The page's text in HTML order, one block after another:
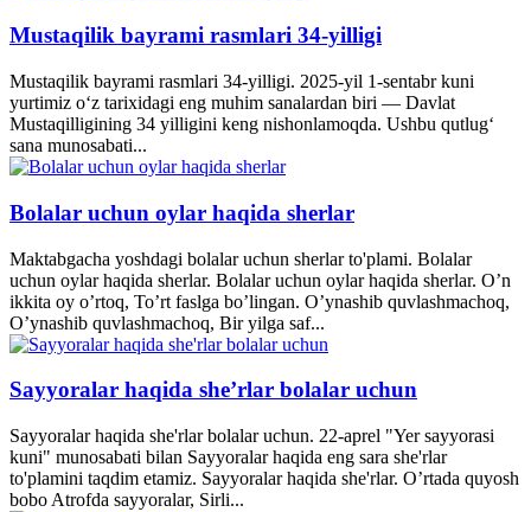
Mustaqilik bayrami rasmlari 34-yilligi
Mustaqilik bayrami rasmlari 34-yilligi. 2025-yil 1-sentabr kuni
yurtimiz o‘z tarixidagi eng muhim sanalardan biri — Davlat
Mustaqilligining 34 yilligini keng nishonlamoqda. Ushbu qutlug‘
sana munosabati...
Bolalar uchun oylar haqida sherlar
Maktabgacha yoshdagi bolalar uchun sherlar to'plami. Bolalar
uchun oylar haqida sherlar. Bolalar uchun oylar haqida sherlar. O’n
ikkita oy o’rtoq, To’rt faslga bo’lingan. O’ynashib quvlashmachoq,
O’ynashib quvlashmachoq, Bir yilga saf...
Sayyoralar haqida she’rlar bolalar uchun
Sayyoralar haqida she'rlar bolalar uchun. 22-aprel "Yer sayyorasi
kuni" munosabati bilan Sayyoralar haqida eng sara she'rlar
to'plamini taqdim etamiz. Sayyoralar haqida she'rlar. O’rtada quyosh
bobo Atrofda sayyoralar, Sirli...